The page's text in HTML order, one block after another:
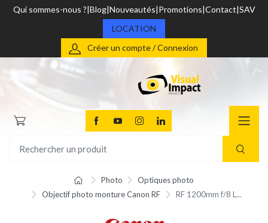
Qui sommes-nous ? Blog Nouveautés Promotions Contact SAV
LOCATION
Créer un compte / Connexion
Photo
Optiques photo
Objectif photo monture Canon RF
RF 1200mm f/8 L...